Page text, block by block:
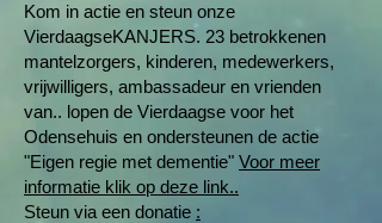
Kom in actie en steun onze
VierdaagseKANJERS. 23 betrokkenen
mantelzorgers, kinderen, medewerkers,
vrijwilligers, ambassadeur en vrienden
van.. lopen de Vierdaagse voor het
Odensehuis en ondersteunen de actie
"Eigen regie met dementie" Voor meer
informatie klik op deze link..
Steun via een donatie :